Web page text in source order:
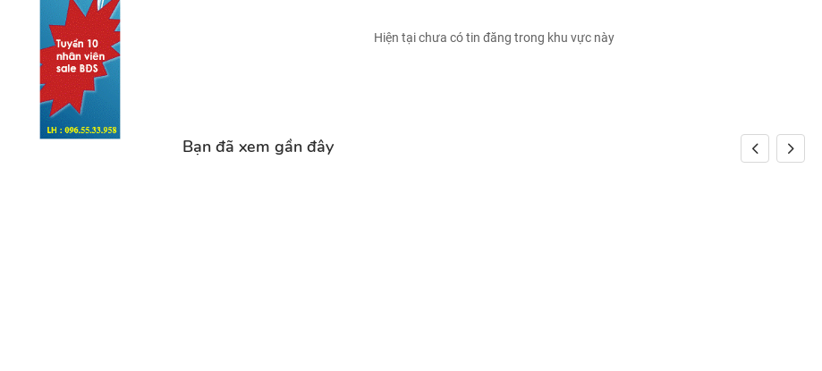
Hiện tại chưa có tin đăng trong khu vực này
Bạn đã xem gần đây